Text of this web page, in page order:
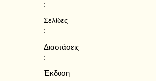
:
Σελίδες
:
Διαστάσεις
:
Έκδοση